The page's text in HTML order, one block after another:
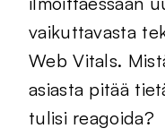
vaikuttavasta
Web Vitals.
asiasta pitää
tulisi reagoida?